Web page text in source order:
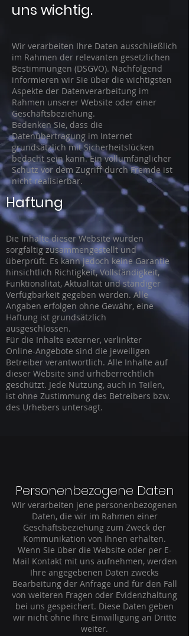
uns wichtig.
Wir verarbeiten Ihre Daten ausschließlich
im Rahmen der relevanten gesetzlichen
Bestimmungen (DSGVO). Nachfolgend
informieren wir Sie über die wichtigsten
Aspekte der Datenverarbeitung im
Rahmen unserer Website oder einer
Geschäftsbeziehung.
Bedenken Sie, dass die
Datenübertragung im Internet
grundsätzlich mit Sicherheitslücken
bedacht sein kann. Ein vollumfänglicher
Schutz vor dem Zugriff durch Fremde ist
nicht realisierbar.
Haftung
Die Inhalte dieser Website wurden
sorgfältig zusammengestellt und
überprüft. Es kann jedoch keine Garantie
hinsichtlich Richtigkeit, Vollständigkeit,
Funktionalität, Aktualität und ständiger
Verfügbarkeit gegeben werden. Alle
Angaben erfolgen ohne Gewähr, eine
Haftung ist grundsätzlich
ausgeschlossen.
Für die Inhalte externer, verlinkter
Online-Angebote sind die jeweiligen
Betreiber verantwortlich. Alle Inhalte auf
dieser Website sind urheberrechtlich
geschützt. Jede Nutzung, auch in Teilen,
ist ohne Zustimmung des Betreibers bzw.
des Urhebers untersagt.
Personenbezogene Daten
Wir verarbeiten jene personenbezogenen
Daten, die wir im Rahmen einer
Geschäftsbeziehung zum Zweck der
Kommunikation von Ihnen erhalten.
Wenn Sie über die Website oder per E-
Mail Kontakt mit uns aufnehmen, werden
Ihre angegebenen Daten zwecks
Bearbeitung der Anfrage und für den Fall
von weiteren Fragen oder Evidenzhaltung
bei uns gespeichert. Diese Daten geben
wir nicht ohne Ihre Einwilligung an Dritte
weiter.